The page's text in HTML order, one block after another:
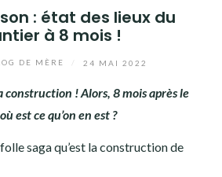
: état des lieux du
à 8 mois !
DE MÈRE 24 MAI 2022
! Alors, 8 mois après le
est ce qu’on en est ?
saga qu’est la construction de